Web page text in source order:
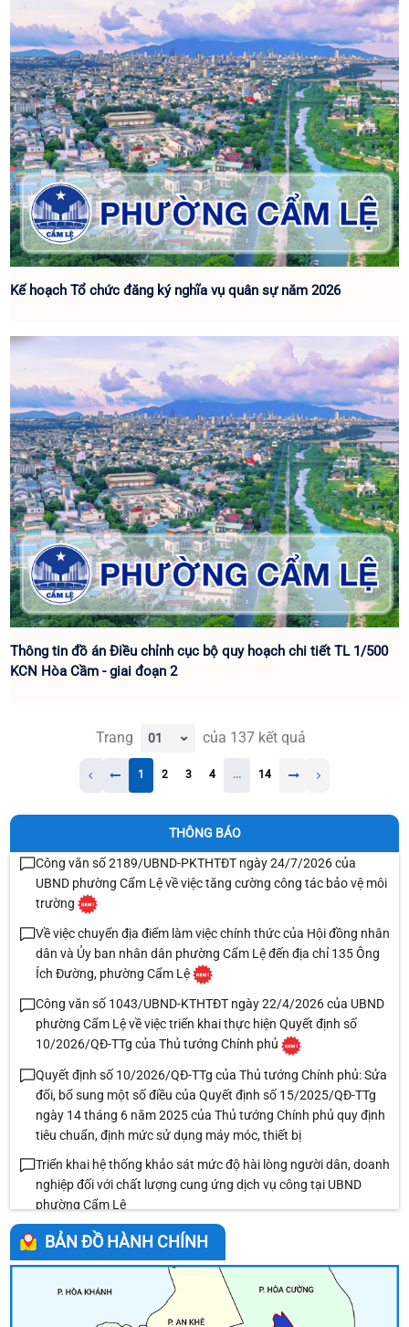
Kế hoạch Tổ chức đăng ký nghĩa vụ quân sự năm 2026
Thông tin đồ án Điều chỉnh cục bộ quy hoạch chi tiết TL 1/500
KCN Hòa Cầm - giai đoạn 2
Trang của 137 kết quả
1 2 3 4 ... 14
THÔNG BÁO
Công văn số 2189/UBND-PKTHTĐT ngày 24/7/2026 của
UBND phường Cẩm Lệ về việc tăng cường công tác bảo vệ môi
trường
Về việc chuyển địa điểm làm việc chính thức của Hội đồng nhân
dân và Ủy ban nhân dân phường Cẩm Lệ đến địa chỉ 135 Ông
Ích Đường, phường Cẩm Lệ
Công văn số 1043/UBND-KTHTĐT ngày 22/4/2026 của UBND
phường Cẩm Lệ về việc triển khai thực hiện Quyết định số
10/2026/QĐ-TTg của Thủ tướng Chính phủ
Quyết định số 10/2026/QĐ-TTg của Thủ tướng Chính phủ: Sửa
đổi, bổ sung một số điều của Quyết định số 15/2025/QĐ-TTg
ngày 14 tháng 6 năm 2025 của Thủ tướng Chính phủ quy định
tiêu chuẩn, định mức sử dụng máy móc, thiết bị
Triển khai hệ thống khảo sát mức độ hài lòng người dân, doanh
nghiệp đối với chất lượng cung ứng dịch vụ công tại UBND
phường Cẩm Lệ
Về việc giới thiệu chức danh và chữ ký Chủ tịch, các Phó Chủ
tịch Ủy ban nhân dân phường Cẩm Lệ nhiệm kỳ 2026-2031
Chương trình phát thanh 014
Kế hoạch Tổ chức đăng ký nghĩa vụ quân sự năm 2026
BẢN ĐỒ HÀNH CHÍNH